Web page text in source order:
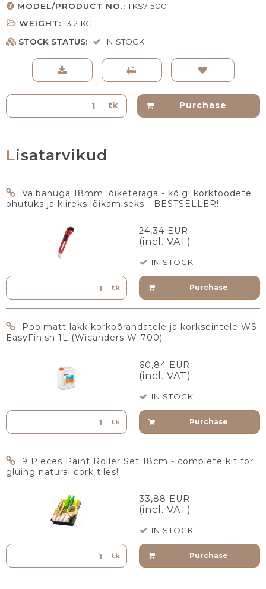
MODEL/PRODUCT NO.: TKS7-500
WEIGHT: 13.2 KG
STOCK STATUS:
IN STOCK
tk Purchase
Lisatarvikud
Vaibanuga 18mm lõiketeraga - kõigi korktoodete
ohutuks ja kiireks lõikamiseks - BESTSELLER!
24,34 EUR
(incl. VAT)
IN STOCK
tk Purchase
Poolmatt lakk korkpõrandatele ja korkseintele WS
EasyFinish 1L (Wicanders W-700)
60,84 EUR
(incl. VAT)
IN STOCK
tk Purchase
9 Pieces Paint Roller Set 18cm - complete kit for
gluing natural cork tiles!
33,88 EUR
(incl. VAT)
IN STOCK
tk Purchase